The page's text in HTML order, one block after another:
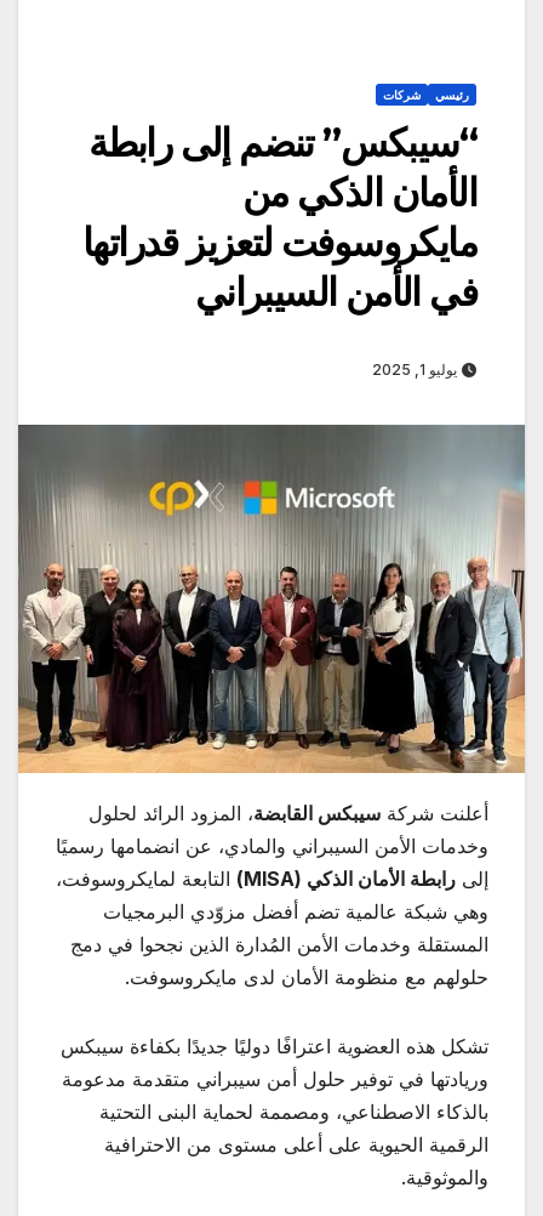
رئيسي شركات
“سيبكس” تنضم إلى رابطة
الأمان الذكي من
مايكروسوفت لتعزيز قدراتها
في الأمن السيبراني
يوليو 1, 2025
أعلنت شركة سيبكس القابضة، المزود الرائد لحلول
وخدمات الأمن السيبراني والمادي، عن انضمامها رسميًا
إلى رابطة الأمان الذكي (MISA)
التابعة لمايكروسوفت،
وهي شبكة عالمية تضم أفضل مزوّدي البرمجيات
المستقلة وخدمات الأمن المُدارة الذين نجحوا في دمج
حلولهم مع منظومة الأمان لدى مايكروسوفت.
تشكل هذه العضوية اعترافًا دوليًا جديدًا بكفاءة سيبكس
وريادتها في توفير حلول أمن سيبراني متقدمة مدعومة
بالذكاء الاصطناعي، ومصممة لحماية البنى التحتية
الرقمية الحيوية على أعلى مستوى من الاحترافية
والموثوقية.